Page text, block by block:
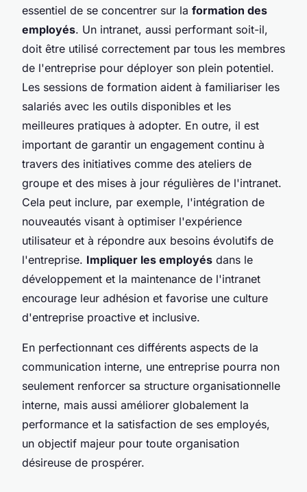
essentiel de se concentrer sur la formation des
employés. Un intranet, aussi performant soit-il,
doit être utilisé correctement par tous les membres
de l'entreprise pour déployer son plein potentiel.
Les sessions de formation aident à familiariser les
salariés avec les outils disponibles et les
meilleures pratiques à adopter. En outre, il est
important de garantir un engagement continu à
travers des initiatives comme des ateliers de
groupe et des mises à jour régulières de l'intranet.
Cela peut inclure, par exemple, l'intégration de
nouveautés visant à optimiser l'expérience
utilisateur et à répondre aux besoins évolutifs de
l'entreprise. Impliquer les employés dans le
développement et la maintenance de l'intranet
encourage leur adhésion et favorise une culture
d'entreprise proactive et inclusive.
En perfectionnant ces différents aspects de la
communication interne, une entreprise pourra non
seulement renforcer sa structure organisationnelle
interne, mais aussi améliorer globalement la
performance et la satisfaction de ses employés,
un objectif majeur pour toute organisation
désireuse de prospérer.